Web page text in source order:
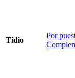
Tidio
Por